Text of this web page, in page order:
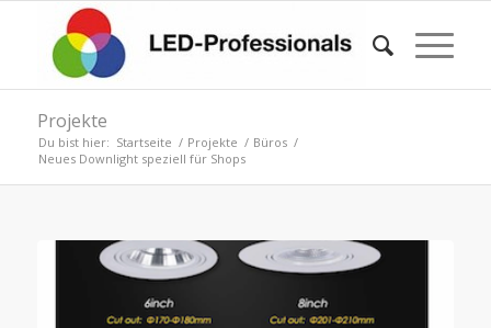
Projekte
Du bist hier: Startseite / Projekte / Büros /
Neues Downlight speziell für Shops